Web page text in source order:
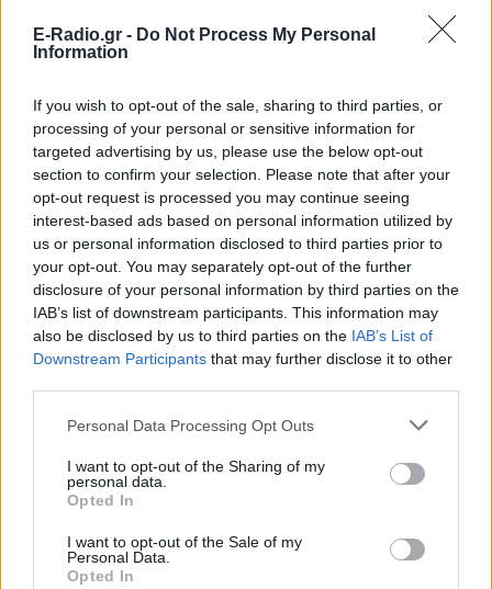
E-Radio.gr - Do Not Process My Personal
Information
If you wish to opt-out of the sale, sharing to third parties, or
processing of your personal or sensitive information for
targeted advertising by us, please use the below opt-out
section to confirm your selection. Please note that after your
opt-out request is processed you may continue seeing
interest-based ads based on personal information utilized by
us or personal information disclosed to third parties prior to
your opt-out. You may separately opt-out of the further
disclosure of your personal information by third parties on the
IAB’s list of downstream participants. This information may
also be disclosed by us to third parties on the IAB’s List of
Downstream Participants that may further disclose it to other
Personal Data Processing Opt Outs
I want to opt-out of the Sharing of my
personal data.
Opted In
I want to opt-out of the Sale of my
Personal Data.
Opted In
Ιωάννα Τούνη: «Έβγαλα όλο το
βράδυ στο νοσοκομείο με ορούς
Η επιχειρηματίας έπαθε τροφική
δηλητηρίαση και μοιράστηκε με τους
followers της στο Instagram τις δύσκολες
ώρες που πέρασε.
Ατύχημα για τον Ιβάν Σβιτάιλο
στην Κέρκυρα: «Θα σηκωθώ πιο
δυνατός»
ΧΤΕΣ
Ο ηθοποιός και χορευτής μοιράστηκε
στο Instagram μια φωτογραφία από
πρόσφατη εξέτασή του, με ένα μήνυμα
θάρρους
Φοβερή ιστορία στον ΟΦΗ:
Ένας κάτοχος εισιτηρίου
διαρκείας είναι μόλις 2 μηνών
ΧΤΕΣ